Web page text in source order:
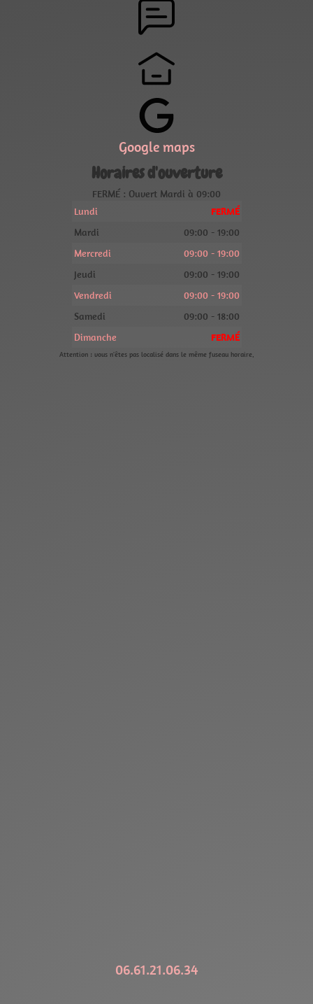
Google maps
Horaires d'ouverture
FERMÉ : Ouvert Mardi à 09:00
Lundi
FERMÉ
Mardi
09:00 - 19:00
Mercredi
09:00 - 19:00
Jeudi
09:00 - 19:00
Vendredi
09:00 - 19:00
Samedi
09:00 - 18:00
Dimanche
FERMÉ
Attention : vous n'êtes pas localisé dans le même fuseau horaire.
06.61.21.06.34